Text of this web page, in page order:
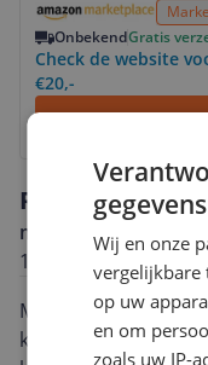
OnbekendGratis
Check de website
€20,-
Reviews
m******@l******
10-12-2025
Mijn eerste ereader.
kan vanaf de
gegevens
Wij en onze
op uw
en om
zoals uw IP-